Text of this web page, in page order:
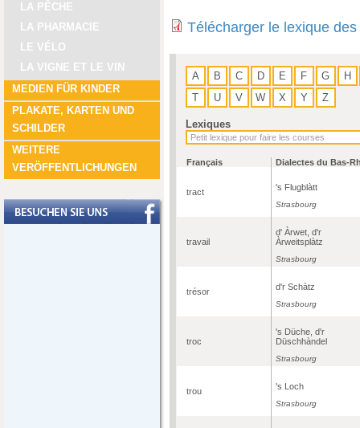
LA PÊCHE
LA PHARMACIE
LE VÉLO
LA VIGNE ET LE VIN
MEDIEN FÜR KINDER
PLAKATE, KARTEN UND
SCHILDER
WEITERE
VERÖFFENTLICHUNGEN
Télécharger le lexique
A B C D E F G
H
T
U V W X Y Z
Lexiques
Français Dialectes du Bas-
tract 's Flugblàtt
Strasbourg
travail
d' Àrwet, d'r
Àrweitsplàtz
Strasbourg
trésor d'r Schàtz
Strasbourg
troc
's Düche, d'r
Düschhàndel
Strasbourg
trou 's Loch
Strasbourg